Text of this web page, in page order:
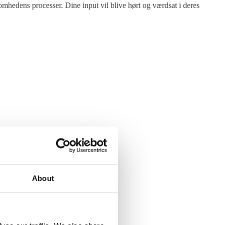
About
processer. Dine input vil blive hørt og værdsat i deres